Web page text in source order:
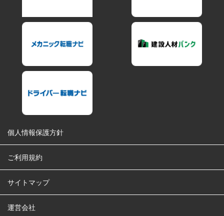
個人情報保護方針
ご利用規約
サイトマップ
運営会社